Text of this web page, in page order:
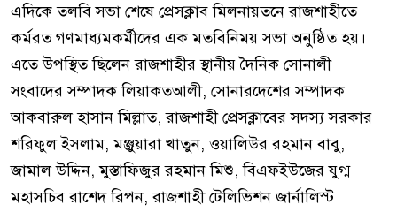
এদিকে তলবি সভা শেষে প্রেসক্লাব মিলনায়তনে রাজশাহীতে
কর্মরত গণমাধ্যমকর্মীদের এক মতবিনিময় সভা অনুষ্ঠিত হয়।
এতে উপস্থিত ছিলেন রাজশাহীর স্থানীয় দৈনিক সোনালী
সংবাদের সম্পাদক লিয়াকতআলী, সোনারদেশের সম্পাদক
আকবারুল হাসান মিল্লাত, রাজশাহী প্রেসক্লাবের সদস্য সরকার
শরিফুল ইসলাম, মঞ্জুয়ারা খাতুন, ওয়ালিউর রহমান বাবু,
জামাল উদ্দিন, মুস্তাফিজুর রহমান মিশু, বিএফইউজের যুগ্ম
মহাসচিব রাশেদ রিপন, রাজশাহী টেলিভিশন জার্নালিস্ট